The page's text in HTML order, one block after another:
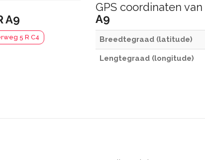
A9
5 R C4
GPS coordinaten van
A9
Breedtegraad (latitude)
Lengtegraad (longitude)